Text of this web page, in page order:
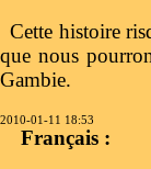
Cette histoire
que nous
Gambie.
2010-01-11 18:53
Français :